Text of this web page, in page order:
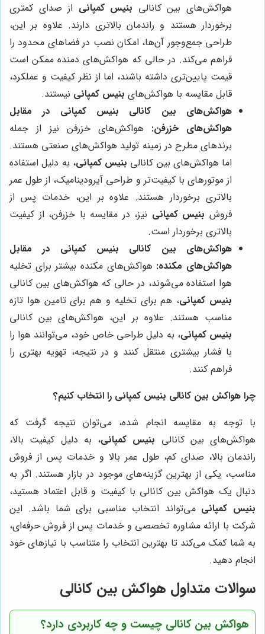
هواکش‌های بین کانالی بنیس کمپانی از صدای کمتری
برخوردار هستند و راندمان بالاتری دارند. علاوه بر این،
طراحی جمع‌وجور آن‌ها، امکان نصب در فضاهای محدود را
فراهم می‌کند. در حالی که هواکش‌های دمنده ممکن است
قیمت پایین‌تری داشته باشند، اما از نظر کیفیت و عملکرد،
قابل مقایسه با هواکش‌های بنیس کمپانی نیستند.
هواکش‌های بین کانالی بنیس کمپانی در مقابل
هواکش‌های خزرفن: هواکش‌های خزرفن نیز از جمله
برندهای مطرح در زمینه تولید هواکش‌های صنعتی هستند.
اما هواکش‌های بین کانالی بنیس کمپانی، به دلیل استفاده
از موتورهای با کیفیت‌تر و طراحی آیرودینامیک، از طول عمر
بالاتری برخوردار هستند. علاوه بر این، خدمات پس از
فروش بنیس کمپانی نیز، در مقایسه با خزرفن، از کیفیت
بالاتری برخوردار است.
هواکش‌های بین کانالی بنیس کمپانی در مقابل
هواکش‌های مکنده: هواکش‌های مکنده بیشتر برای تخلیه
هوا استفاده می‌شوند، در حالی که هواکش‌های بین کانالی
بنیس کمپانی، هم برای تخلیه و هم برای تامین هوا تازه
مناسب هستند. علاوه بر این، هواکش‌های بین کانالی
بنیس کمپانی، به دلیل طراحی خاص خود، می‌توانند هوا را
با فشار بیشتری منتقل کنند و در نتیجه، تهویه بهتری را
فراهم کنند.
چرا هواکش بین کانالی بنیس کمپانی را انتخاب کنیم؟
با توجه به مقایسه انجام شده، می‌توان نتیجه گرفت که
هواکش‌های بین کانالی بنیس کمپانی، به دلیل کیفیت بالا،
راندمان بالا، صدای کم، طول عمر بالا و خدمات پس از فروش
مناسب، یکی از بهترین گزینه‌های موجود در بازار هستند. اگر به
دنبال یک هواکش بین کانالی با کیفیت و قابل اعتماد هستید،
بنیس کمپانی می‌تواند انتخاب مناسبی برای شما باشد. این
شرکت با ارائه مشاوره تخصصی و خدمات پس از فروش حرفه‌ای،
به شما کمک می‌کند تا بهترین انتخاب را متناسب با نیازهای خود
انجام دهید.
سوالات متداول هواکش بین کانالی
هواکش بین کانالی چیست و چه کاربردی دارد؟